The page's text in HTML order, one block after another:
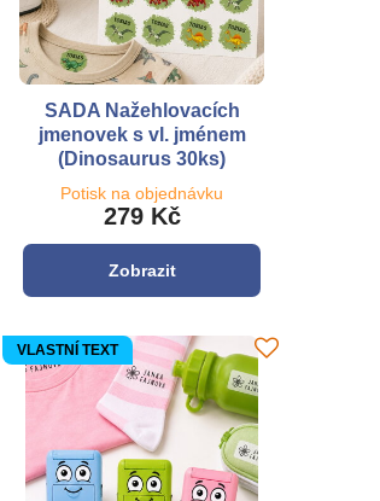
SADA Nažehlovacích
jmenovek s vl. jménem
(Dinosaurus 30ks)
Potisk na objednávku
279 Kč
Zobrazit
VLASTNÍ TEXT